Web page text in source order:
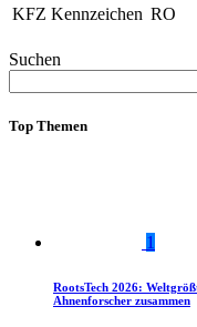
KFZ Kennzeichen RO
Suchen
Top Themen
1
RootsTech 2026:
Ahnenforscher zusammen